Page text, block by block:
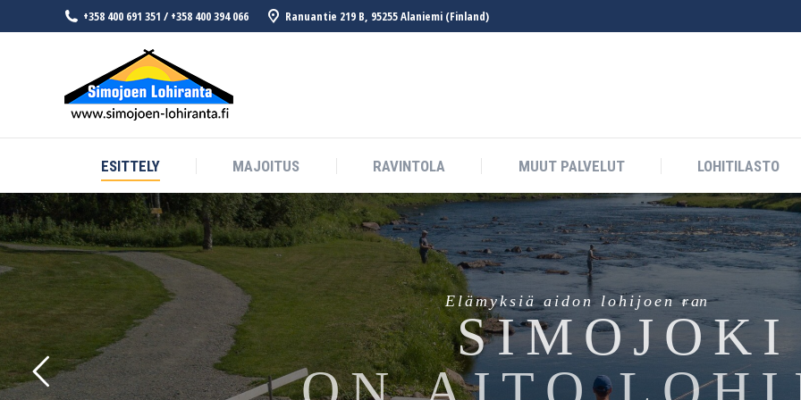
+358 400 691 351 / +358 400 394 066 Ranuantie 219 B, 95255 Alaniemi (Finland)
ESITTELY MAJOITUS RAVINTOLA MUUT PALVELUT LOHITILASTO
Elämyks iä aidon loh i joen ranna
SIMOJOKI